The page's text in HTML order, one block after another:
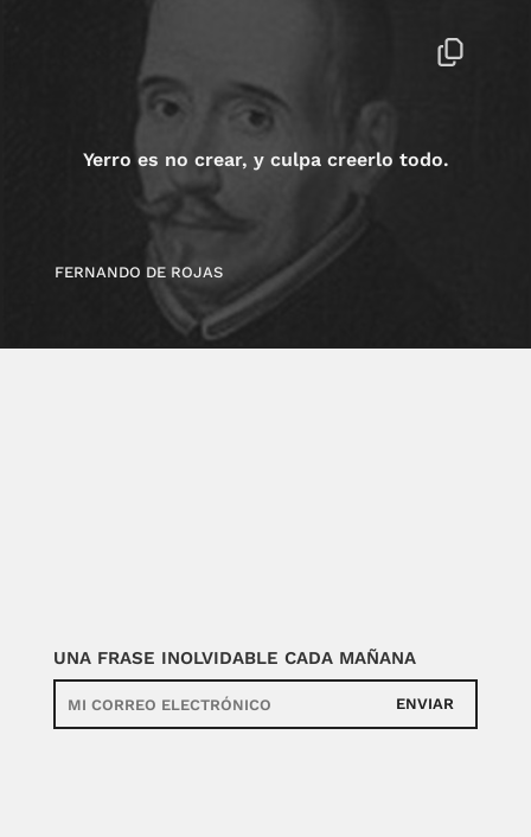
Yerro es no crear, y culpa creerlo todo.
FERNANDO DE ROJAS
UNA FRASE INOLVIDABLE CADA MAÑANA
ENVIAR